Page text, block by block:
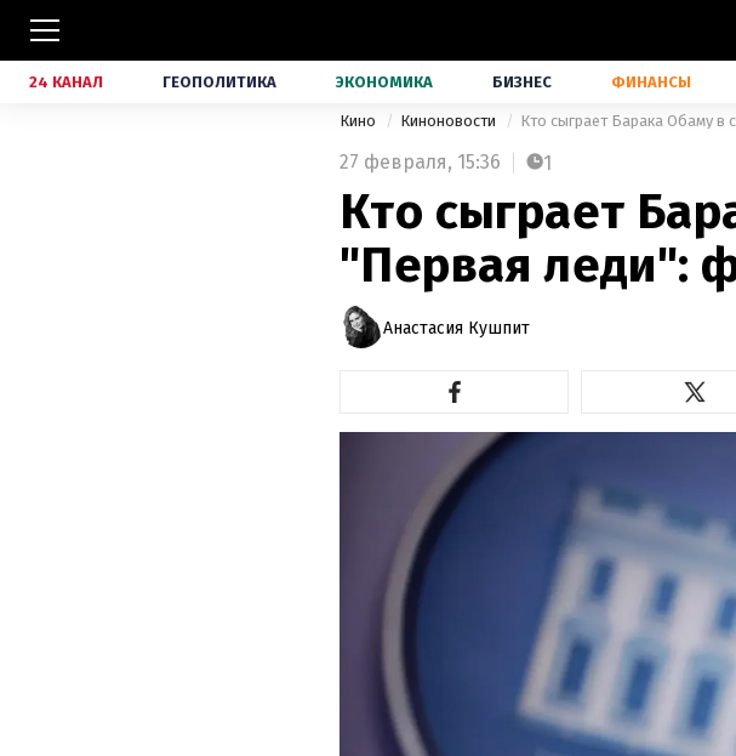
24 КАНАЛ ГЕОПОЛИТИКА ЭКОНОМИКА БИЗНЕС ФИНАНСЫ
Кино Киноновости Кто сыграет Барака Обаму в
27 февраля, 15:36 1
Кто сыграет
"Первая леди":
Анастасия Кушпит